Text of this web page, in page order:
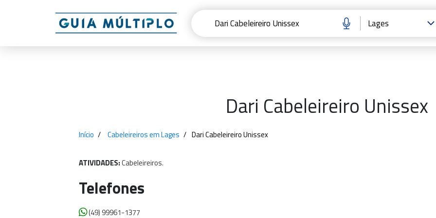
Dari Cabeleireiro Unissex
Início Cabeleireiros em Lages Dari Cabeleireiro Unissex
ATIVIDADES:Cabeleireiros.
Telefones
(49) 99961-1377